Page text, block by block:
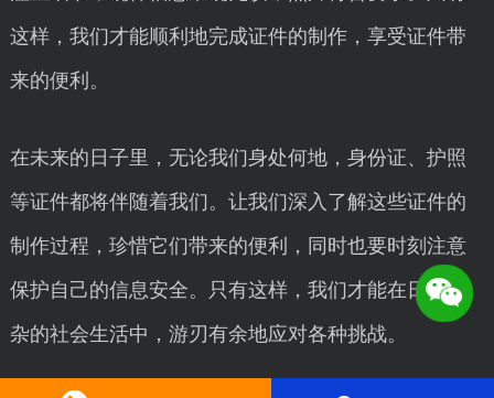
这样，我们才能顺利地完成证件的制作，享受证件带
来的便利。
在未来的日子里，无论我们身处何地，身份证、护照
等证件都将伴随着我们。让我们深入了解这些证件的
制作过程，珍惜它们带来的便利，同时也要时刻注意
保护自己的信息安全。只有这样，我们才能在日益复
杂的社会生活中，游刃有余地应对各种挑战。